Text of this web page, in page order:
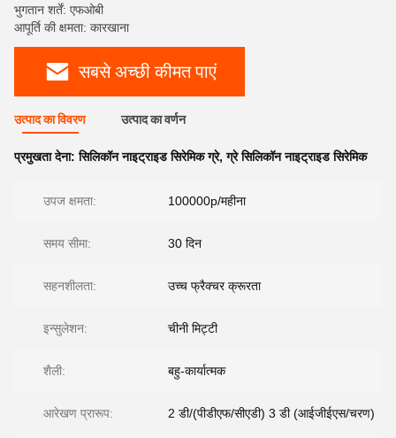
भुगतान शर्तें: एफओबी
आपूर्ति की क्षमता: कारखाना
सबसे अच्छी कीमत पाएं
उत्पाद का विवरण उत्पाद का वर्णन
प्रमुखता देना:सिलिकॉन नाइट्राइड सिरेमिक ग्रे,ग्रे सिलिकॉन नाइट्राइड सिरेमिक
उपज क्षमता: 100000p/महीना
समय सीमा: 30 दिन
सहनशीलता: उच्च फ्रैक्चर क्रूरता
इन्सुलेशन: चीनी मिट्टी
शैली: बहु-कार्यात्मक
आरेखण प्रारूप: 2 डी/(पीडीएफ/सीएडी) 3 डी (आईजीईएस/चरण)